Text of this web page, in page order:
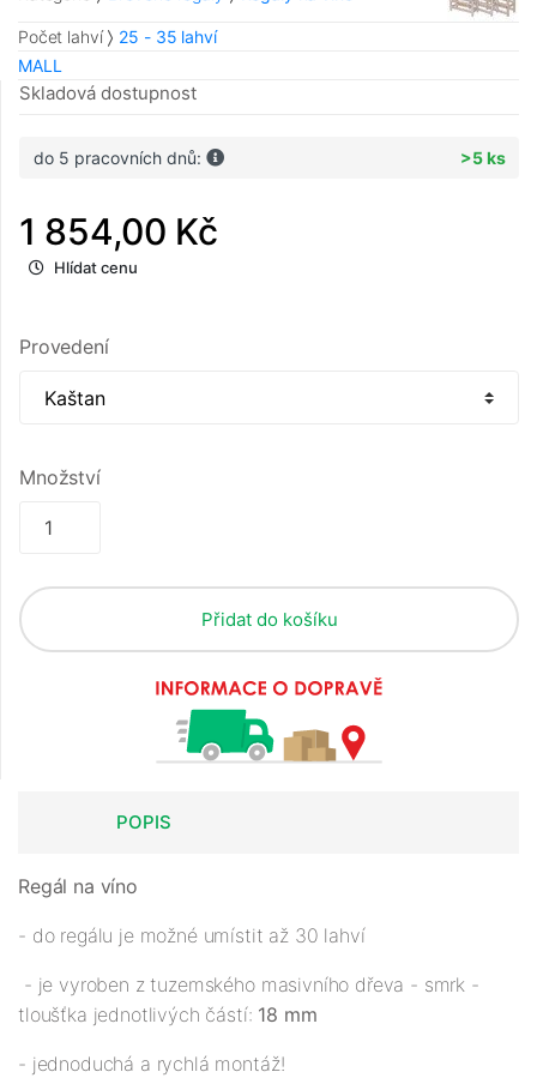
Počet lahví
25 - 35 lahví
MALL
Skladová dostupnost
do 5 pracovních dnů: >5 ks
1 854,00 Kč
Hlídat cenu
Provedení
Množství
Přidat do košíku
POPIS
Regál na víno
- do regálu je možné umístit až 30 lahví
- je vyroben z tuzemského masivního dřeva - smrk -
tloušťka jednotlivých částí: 18 mm
- jednoduchá a rychlá montáž!